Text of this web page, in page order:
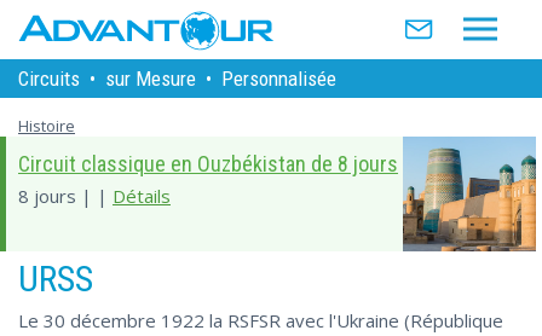
Circuits • sur Mesure • Personnalisée
Histoire
Circuit classique en Ouzbékistan de 8 jours
8 jours | | Détails
URSS
Le 30 décembre 1922 la RSFSR avec l'Ukraine (République